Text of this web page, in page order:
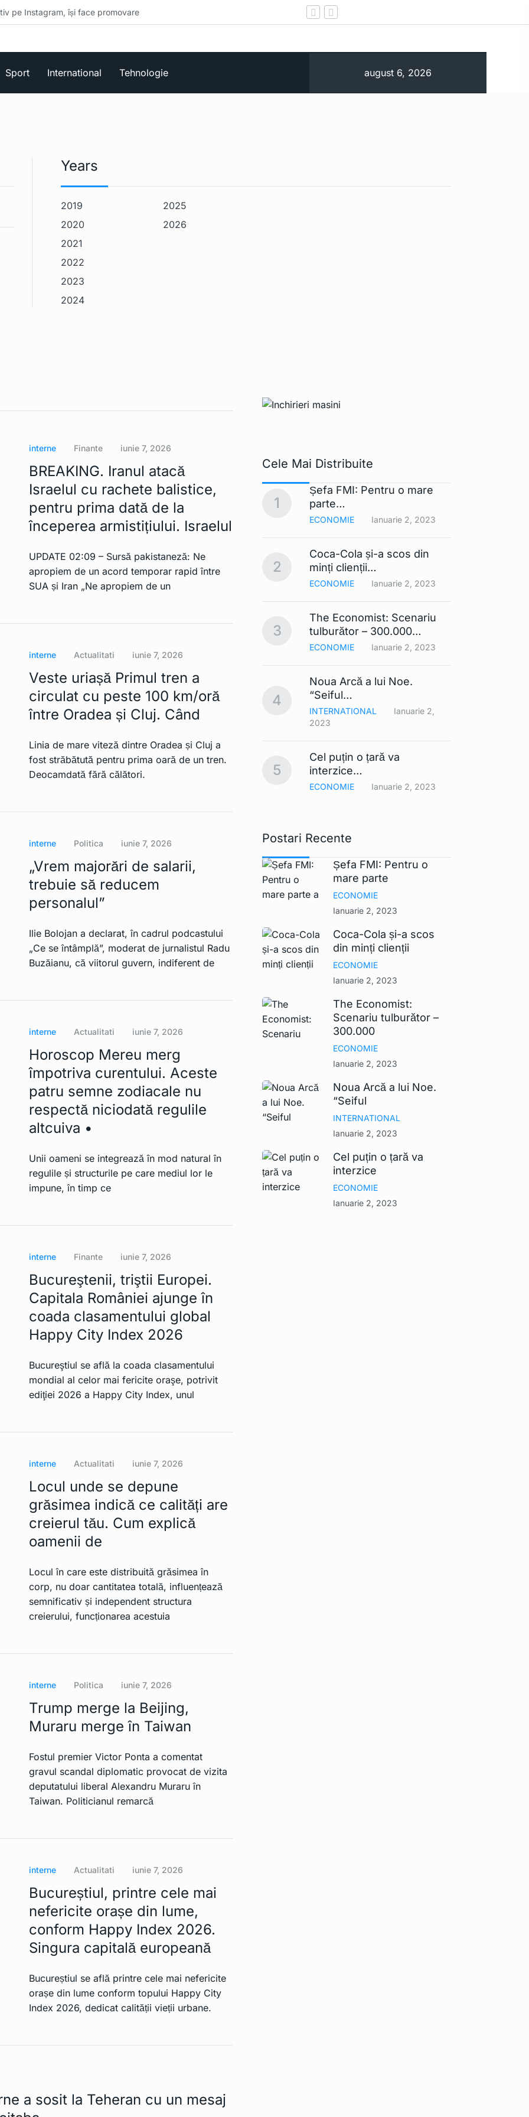
își face promovare
Sport International Tehnologie august 6, 2026
Years
2019
2020
2021
2022
2023
2024
2025
2026
interne Finante iunie 7, 2026
BREAKING. Iranul atacă
Israelul cu rachete balistice,
pentru prima dată de la
începerea armistițiului. Israelul
UPDATE 02:09 – Sursă pakistaneză: Ne
apropiem de un acord temporar rapid între
SUA și Iran „Ne apropiem de un
interne Actualitati iunie 7, 2026
Veste uriașă Primul tren a
circulat cu peste 100 km/oră
între Oradea și Cluj. Când
Linia de mare viteză dintre Oradea și Cluj a
fost străbătută pentru prima oară de un tren.
Deocamdată fără călători.
interne Politica iunie 7, 2026
„Vrem majorări de salarii,
trebuie să reducem
personalul”
Ilie Bolojan a declarat, în cadrul podcastului
„Ce se întâmplă”, moderat de jurnalistul Radu
Buzăianu, că viitorul guvern, indiferent de
interne Actualitati iunie 7, 2026
Horoscop Mereu merg
împotriva curentului. Aceste
patru semne zodiacale nu
respectă niciodată regulile
altcuiva •
Unii oameni se integrează în mod natural în
regulile și structurile pe care mediul lor le
impune, în timp ce
interne Finante iunie 7, 2026
Bucureştenii, triştii Europei.
Capitala României ajunge în
coada clasamentului global
Happy City Index 2026
Bucureştiul se află la coada clasamentului
mondial al celor mai fericite oraşe, potrivit
ediţiei 2026 a Happy City Index, unul
interne Actualitati iunie 7, 2026
Locul unde se depune
grăsimea indică ce calități are
creierul tău. Cum explică
oamenii de
Locul în care este distribuită grăsimea în
corp, nu doar cantitatea totală, influențează
semnificativ și independent structura
creierului, funcționarea acestuia
interne Politica iunie 7, 2026
Trump merge la Beijing,
Muraru merge în Taiwan
Fostul premier Victor Ponta a comentat
gravul scandal diplomatic provocat de vizita
deputatului liberal Alexandru Muraru în
Taiwan. Politicianul remarcă
interne Actualitati iunie 7, 2026
Bucureștiul, printre cele mai
nefericite orașe din lume,
conform Happy Index 2026.
Singura capitală europeană
Bucureștiul se află printre cele mai nefericite
orașe din lume conform topului Happy City
Index 2026, dedicat calității vieții urbane.
a sosit la Teheran cu un mesaj
Cele Mai Distribuite
ar putea
Ianuarie 2, 2023
de telefon
Ianuarie 2, 2023
pentru o
Ianuarie 2, 2023
pe teritoriul
11
IT-iştii din sectorul public
vor avea…
TEHNOLOGIE Ianuarie 2, 2023
12
Zona de acoperire a rețelei
mobile…
INTERNATIONAL
2023
13
INTERNATIONAL
2023
14
Se introduc prețurile
controlate pentru a…
2023
Președintele francez
INTERNATIONAL
Ianuarie 2,
1
Șefa FMI: Pentru o mare
parte…
ECONOMIE Ianuarie 2, 2023
2
Coca-Cola și-a scos din
minți clienții…
ECONOMIE Ianuarie 2, 2023
3
The Economist: Scenariu
tulburător – 300.000…
ECONOMIE Ianuarie 2, 2023
4
Noua Arcă a lui Noe.
“Seiful…
INTERNATIONAL
Ianuarie 2,
2023
5
Cel puțin o țară va
interzice…
ECONOMIE Ianuarie 2, 2023
Postari Recente
Șefa FMI: Pentru o
mare parte
ECONOMIE
Ianuarie 2, 2023
Coca-Cola și-a scos
din minți clienții
ECONOMIE
Ianuarie 2, 2023
The Economist:
Scenariu tulburător –
300.000
ECONOMIE
Ianuarie 2, 2023
Noua Arcă a lui Noe.
“Seiful
INTERNATIONAL
Ianuarie 2, 2023
Cel puțin o țară va
interzice
ECONOMIE
Ianuarie 2, 2023